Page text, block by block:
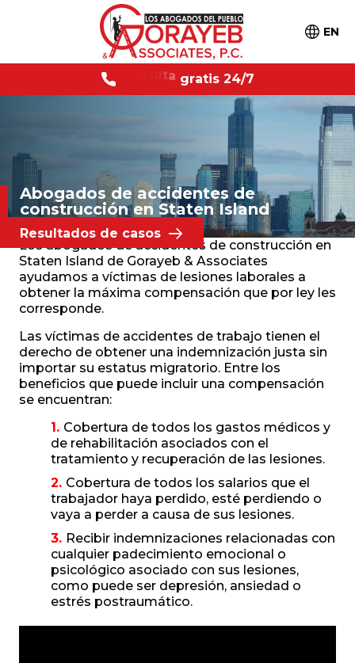
EN
ta gratis 24/7
Abogados de accidentesde
construcción en Staten Island
Resultados de casos
Los abogados de accidentes de construcción en
Staten Island de Gorayeb & Associates
ayudamos a víctimas de lesiones laborales a
obtener la máxima compensación que por ley les
corresponde.
Las víctimas de accidentes de trabajo tienen el
derecho de obtener una indemnización justa sin
importar su estatus migratorio. Entre los
beneficios que puede incluir una compensación
se encuentran:
Cobertura de todos los gastos médicos y
de rehabilitación asociados con el
tratamiento y recuperación de las lesiones.
Cobertura de todos los salarios que el
trabajador haya perdido, esté perdiendo o
vaya a perder a causa de sus lesiones.
Recibir indemnizaciones relacionadas con
cualquier padecimiento emocional o
psicológico asociado con sus lesiones,
como puede ser depresión, ansiedad o
estrés postraumático.